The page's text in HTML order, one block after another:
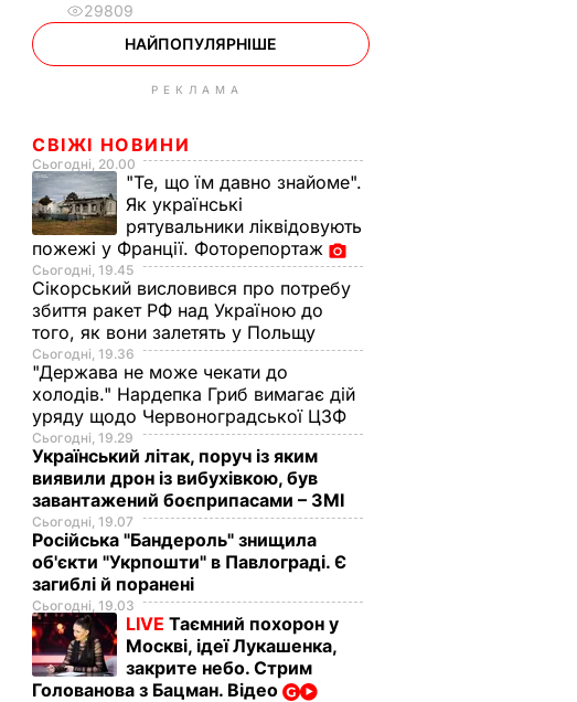
29809
НАЙПОПУЛЯРНІШЕ
РЕКЛАМА
СВІЖІ НОВИНИ
Сьогодні, 20.00
"Те, що їм давно знайоме".
Як українські
рятувальники ліквідовують
пожежі у Франції. Фоторепортаж
Сьогодні, 19.45
Сікорський висловився про потребу
збиття ракет РФ над Україною до
того, як вони залетять у Польщу
Сьогодні, 19.36
"Держава не може чекати до
холодів." Нардепка Гриб вимагає дій
уряду щодо Червоноградської ЦЗФ
Сьогодні, 19.29
Український літак, поруч із яким
виявили дрон із вибухівкою, був
завантажений боєприпасами – ЗМІ
Сьогодні, 19.07
Російська "Бандероль" знищила
об'єкти "Укрпошти" в Павлограді. Є
загиблі й поранені
Сьогодні, 19.03
LIVE Таємний похорон у
Москві, ідеї Лукашенка,
закрите небо. Стрим
Голованова з Бацман. Відео